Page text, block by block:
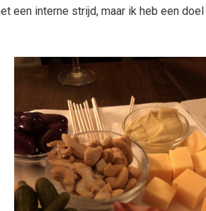
een interne strijd, maar ik heb een doel